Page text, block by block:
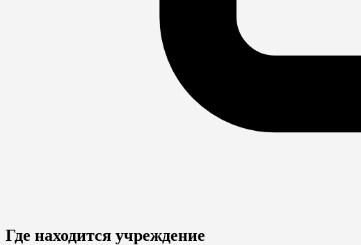
Где находится учреждение